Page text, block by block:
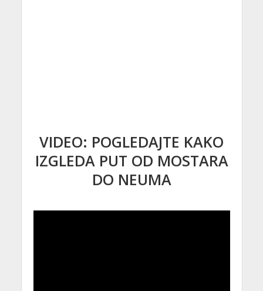
VIDEO: POGLEDAJTE KAKO
IZGLEDA PUT OD MOSTARA
DO NEUMA